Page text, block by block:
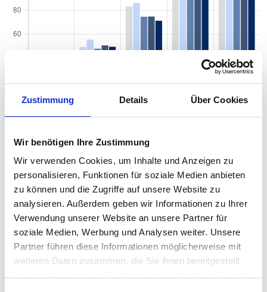
Zustimmung Details Über Cookies
Wir benötigen Ihre Zustimmung
Wir verwenden Cookies, um Inhalte und Anzeigen zu
personalisieren, Funktionen für soziale Medien anbieten
zu können und die Zugriffe auf unsere Website zu
analysieren. Außerdem geben wir Informationen zu Ihrer
Verwendung unserer Website an unsere Partner für
soziale Medien, Werbung und Analysen weiter. Unsere
Partner führen diese Informationen möglicherweise mit
weiteren Daten zusammen, die Sie ihnen bereitgestellt
Quadratmeterpreise in Zwickau Marienthal für
Wohnungen nach Wohnungstyp
Wohnungspreise /m 2 2024 2025 2026
Sonstige 1.344 € 1.231 € 1.071 €
-
Erdgeschosswohnung 1.210 € 1.153 € 983 €
-